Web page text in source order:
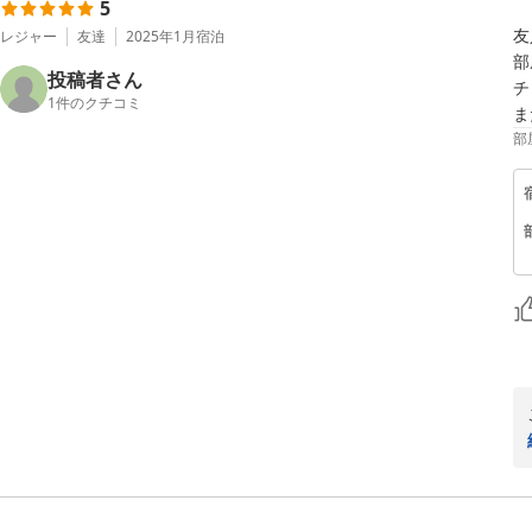
5
レジャー 友達 2025年1月宿泊
投稿者さん
1件のクチコミ
部